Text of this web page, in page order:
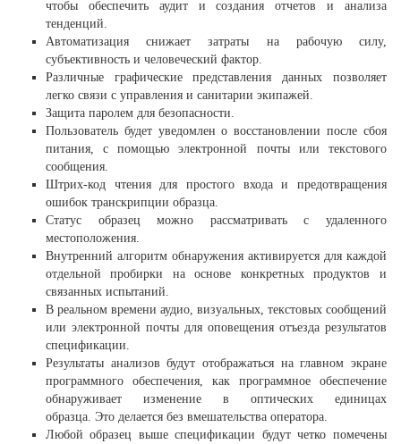
чтобы обеспечить аудит и создания отчетов и анализа
тенденций.
Автоматизация снижает затраты на рабочую силу,
субъективность и человеческий фактор.
Различные графические представления данных позволяет
легко связи с управления и санитарии экипажей.
Защита паролем для безопасности.
Пользователь будет уведомлен о восстановлении после сбоя
питания, с помощью электронной почты или текстового
сообщения.
Штрих-код чтения для простого входа и предотвращения
ошибок транскрипции образца.
Статус образец можно рассматривать с удаленного
местоположения.
Внутренний алгоритм обнаружения активируется для каждой
отдельной пробирки на основе конкретных продуктов и
связанных испытаний.
В реальном времени аудио, визуальных, текстовых сообщений
или электронной почты для оповещения отъезда результатов
спецификации.
Результаты анализов будут отображаться на главном экране
программного обеспечения, как программное обеспечение
обнаруживает изменение в оптических единицах
образца. Это делается без вмешательства оператора.
Любой образец выше спецификации будут четко помечены